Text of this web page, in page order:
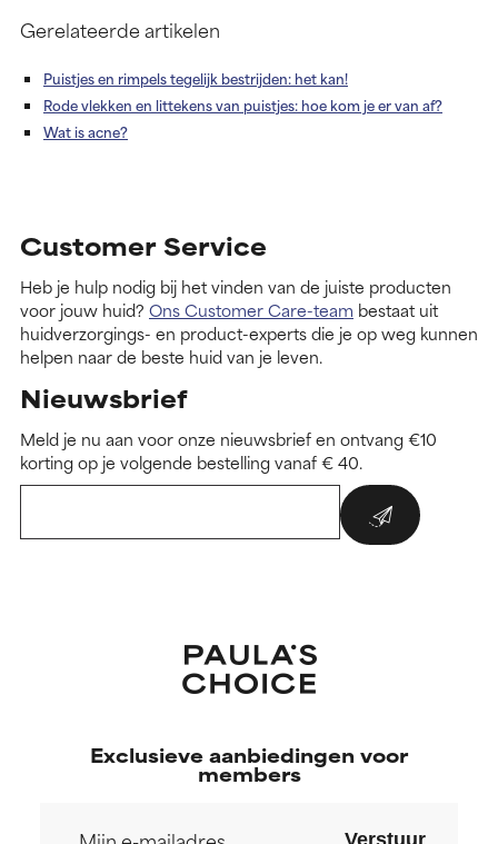
Gerelateerde artikelen
Puistjes en rimpels tegelijk bestrijden: het kan!
Rode vlekken en littekens van puistjes: hoe kom je er van af?
Wat is acne?
Customer Service
Heb je hulp nodig bij het vinden van de juiste producten
voor jouw huid? Ons Customer Care-team bestaat uit
huidverzorgings- en product-experts die je op weg kunnen
helpen naar de beste huid van je leven.
Nieuwsbrief
Meld je nu aan voor onze nieuwsbrief en ontvang €10
korting op je volgende bestelling vanaf € 40.
Exclusieve aanbiedingen voor
members